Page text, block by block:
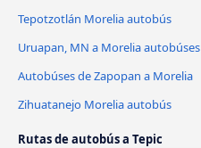
Tepotzotlán Morelia autobús
Uruapan, MN a Morelia autobúses
Autobúses de Zapopan a Morelia
Zihuatanejo Morelia autobús
Rutas de autobús a Tepic